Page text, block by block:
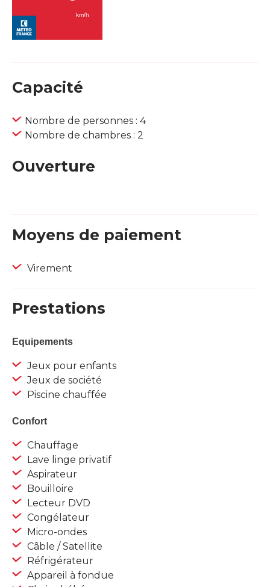
Capacité
Nombre de personnes : 4
Nombre de chambres : 2
Ouverture
Moyens de paiement
Virement
Prestations
Equipements
Jeux pour enfants
Jeux de société
Piscine chauffée
Confort
Chauffage
Lave linge privatif
Aspirateur
Bouilloire
Lecteur DVD
Congélateur
Micro-ondes
Câble / Satellite
Réfrigérateur
Appareil à fondue